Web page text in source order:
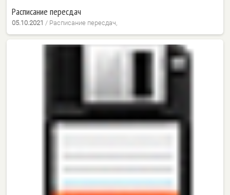
Расписание пересдач
05.10.2021 / Расписание пересдач,